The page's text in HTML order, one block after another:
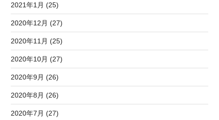
2021年1月 (25)
2020年12月 (27)
2020年11月 (25)
2020年10月 (27)
2020年9月 (26)
2020年8月 (26)
2020年7月 (27)